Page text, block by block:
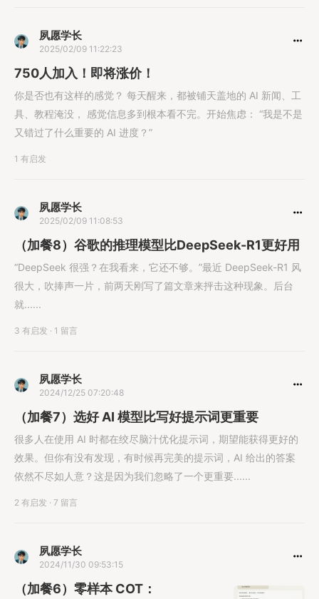
夙愿学长
2025/02/09 11:22:23
750人加入！即将涨价！
你是否也有这样的感觉？ 每天醒来，都被铺天盖地的 AI 新闻、工
具、教程淹没， 感觉信息多到根本看不完。开始焦虑： “我是不是
又错过了什么重要的 AI 进度？”
1 有启发
夙愿学长
2025/02/09 11:08:53
（加餐8）谷歌的推理模型比DeepSeek-R1更好用
“DeepSeek 很强？在我看来，它还不够。”最近 DeepSeek-R1 风
很大，吹捧声一片，前两天刚写了篇文章来抨击这种现象。后台
就......
3 有启发 · 1 留言
夙愿学长
2024/12/25 07:20:48
（加餐7）选好 AI 模型比写好提示词更重要
很多人在使用 AI 时都在绞尽脑汁优化提示词，期望能获得更好的
效果。但你有没有发现，有时候再完美的提示词，AI 给出的答案
依然不尽如人意？这是因为我们忽略了一个更重要......
2 有启发 · 7 留言
夙愿学长
2024/11/30 09:53:15
（加餐6）零样本 COT：